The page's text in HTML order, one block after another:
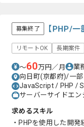
募集終了 【PHP/
リモートOK 長期案件
〜60万円／月 業
向日町(京都府)/一部
JavaScript / PHP /
サーバーサイドエ
求めるスキル
・PHPを使用した開発